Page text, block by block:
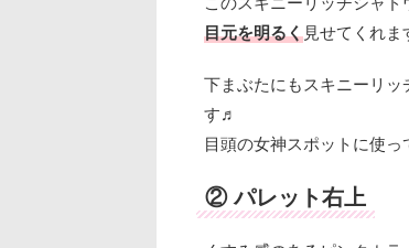
目元を明るく見せてくれま
下まぶたにもスキニーリ
す♬
目頭の女神スポットに使
② パレット右上